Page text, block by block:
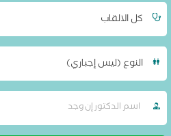
كل الالقاب
النوع (ليس إجباري)